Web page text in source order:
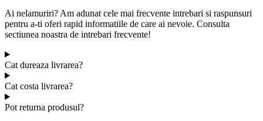
Ai nelamuriri? Am adunat cele mai frecvente intrebari si raspunsuri
pentru a-ti oferi rapid informatiile de care ai nevoie. Consulta
sectiunea noastra de intrebari frecvente!
Cat dureaza livrarea?
Cat costa livrarea?
Pot returna produsul?